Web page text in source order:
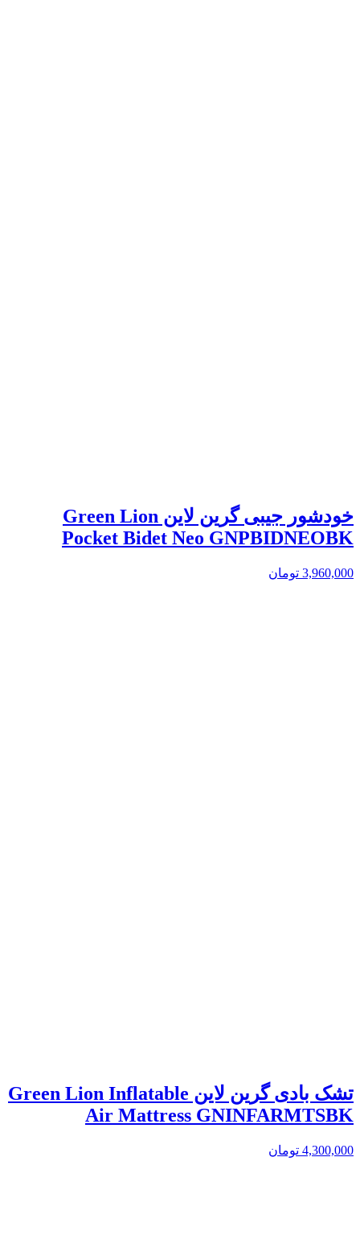
خودشور جیبی گرین لاین Green Lion
Pocket Bidet Neo GNPBIDNEOBK
3,960,000 تومان
تشک بادی گرین لاین Green Lion Inflatable
Air Mattress GNINFARMTSBK
4,300,000 تومان